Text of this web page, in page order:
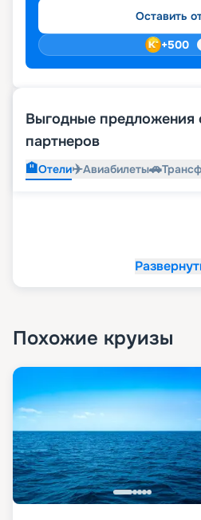
Оставить
+500
Выгодные предложения
партнеров
🏨Отели✈️Авиабилеты🚗
Похожие круизы